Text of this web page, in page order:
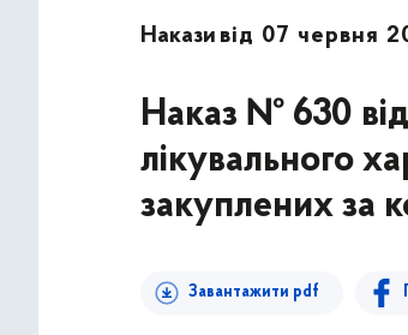
Накази від 07 червня
Наказ № 630
лікувального
закуплених за
Завантажити pdf